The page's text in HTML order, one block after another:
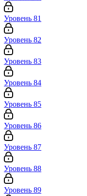
Уровень 81
Уровень 82
Уровень 83
Уровень 84
Уровень 85
Уровень 86
Уровень 87
Уровень 88
Уровень 89